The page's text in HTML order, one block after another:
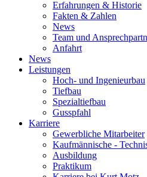
Erfahrungen & Historie
Fakten & Zahlen
News
Team und
Anfahrt
News
Leistungen
Hoch- und Ingenieurbau
Tiefbau
Spezialtiefbau
Gusspfahl
Karriere
Gewerbliche Mitarbeiter
Kaufmännische -
Ausbildung
Praktikum